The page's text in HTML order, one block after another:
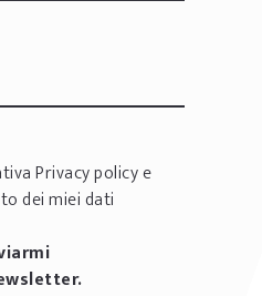
Privacy policye
dei miei dati